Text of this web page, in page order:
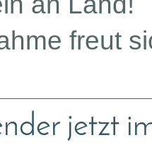
freut
jetzt